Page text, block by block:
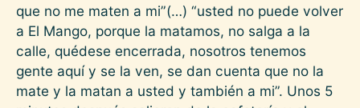
que no me maten a mi”(…) “usted no puede volver
a El Mango, porque la matamos, no salga a la
calle, quédese encerrada, nosotros tenemos
gente aquí y se la ven, se dan cuenta que no la
mate y la matan a usted y también a mi”. Unos 5